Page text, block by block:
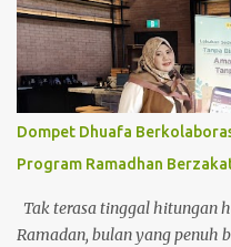
dan sepet. Terlebih ketika
dan lagi saya masih
hilang sakitnya. Padahal itu
memperhatikan lebih extra
Penyebab Mata Kering
pada berbagai usia. Akan
diatas 40 tahun. Jika
penanganan yang tepat,
Dompet Dhuafa
Program Ramadhan
Tak terasa tinggal hitungan
Ramadan, bulan yang penuh